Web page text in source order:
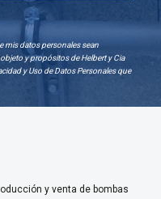
mis datos personales sean
y propósitos de Helbert y Cia
y Uso de Datos Personales que
y venta de bombas